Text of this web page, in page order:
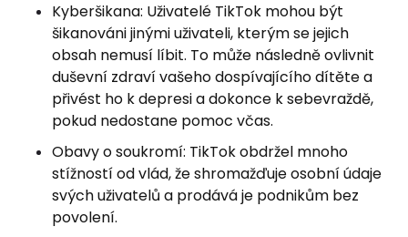
Kyberšikana: Uživatelé TikTok mohou být
šikanováni jinými uživateli, kterým se jejich
obsah nemusí líbit. To může následně ovlivnit
duševní zdraví vašeho dospívajícího dítěte a
přivést ho k depresi a dokonce k sebevraždě,
pokud nedostane pomoc včas.
Obavy o soukromí: TikTok obdržel mnoho
stížností od vlád, že shromažďuje osobní údaje
svých uživatelů a prodává je podnikům bez
povolení.